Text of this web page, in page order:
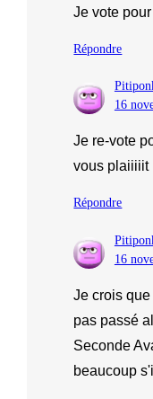
Je vote
Répondre
16
Je re-vote
vous plaiiiiit
Répondre
16
Je crois
pas passé
Seconde
beaucoup